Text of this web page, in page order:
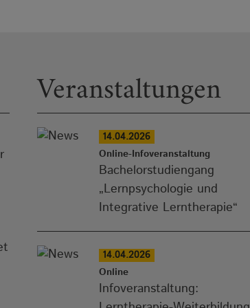
Veranstaltungen
14.04.2026
Online-Infoveranstaltung
Bachelorstudiengang
„Lernpsychologie und
Integrative Lerntherapie“
14.04.2026
Online
Infoveranstaltung: